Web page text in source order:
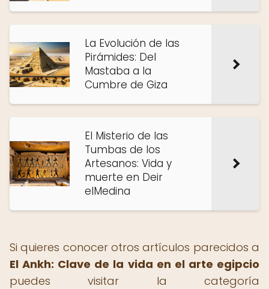
La Evolución de las
Pirámides: Del
Mastaba a la
Cumbre de Giza
El Misterio de las
Tumbas de los
Artesanos: Vida y
muerte en Deir
elMedina
Si quieres conocer otros artículos parecidos a
El Ankh: Clave de la vida en el arte egipcio
puedes visitar la categoría